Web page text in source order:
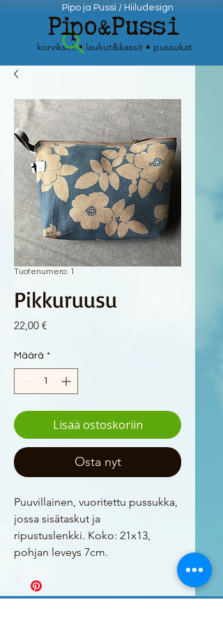
korvikset • laukut&kassit • pussukat
Pipo ja Pussi / Hiiludesign
Pipo&Pussi
Tuotenumero: 1
Pikkuruusu
22,00 €Hinta
Määrä *
Lisää ostoskoriin
Osta nyt
Puuvillainen, vuoritettu pussukka,
jossa sisätaskut ja
ripustuslenkki. Koko: 21x13,
pohjan leveys 7cm.